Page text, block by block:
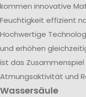
kommen innovative
Feuchtigkeit effizient
Hochwertige
und erhöhen
ist das
Atmungsaktivität und
Wassersäule